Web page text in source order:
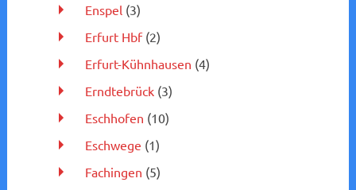
Enspel(3)
Erfurt Hbf(2)
Erfurt-Kühnhausen (4)
Erndtebrück(3)
Eschhofen (10)
Eschwege (1)
Fachingen (5)